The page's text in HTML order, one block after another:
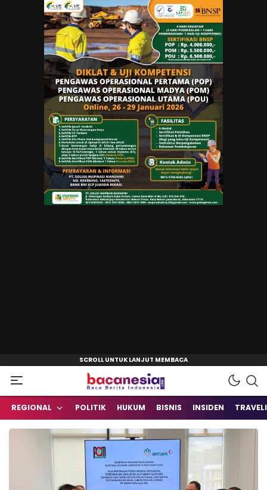
Bacanesia.com
Baca Berita Indonesia
REGIONAL POLITIK HUKUM BISNIS INSIDEN